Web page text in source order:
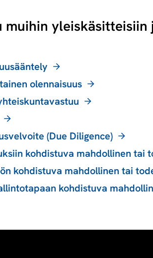
muihin
olennaisuus
(Due Diligence)
kohdistuva mahdollinen tai
kohdistuva mahdollinen tai
kohdistuva